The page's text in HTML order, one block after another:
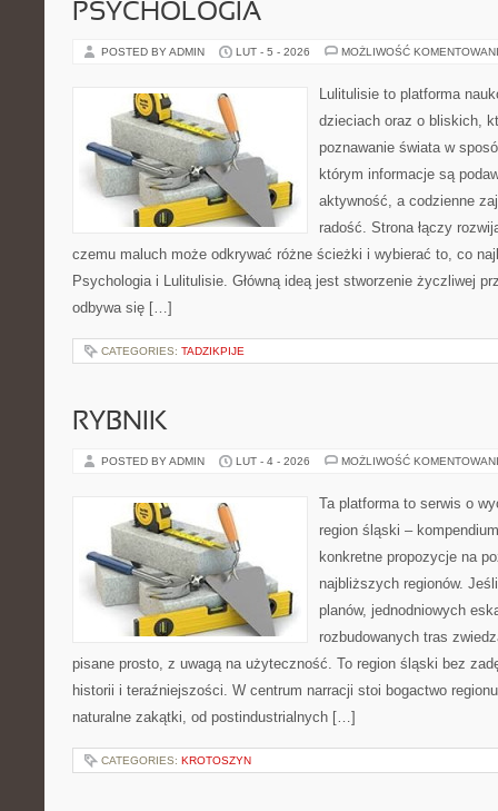
PSYCHOLOGIA
POSTED BY ADMIN LUT - 5 - 2026 MOŻLIWOŚĆ
Lulitulisie to platforma
dzieciach oraz o bliskich,
poznawanie świata w
którym informacje są
aktywność, a codzienne
radość. Strona łączy
czemu maluch może odkrywać różne ścieżki i wybierać to, co
Psychologia i Lulitulisie. Główną ideą jest stworzenie życzliwej
odbywa się […]
CATEGORIES: TADZIKPIJE
RYBNIK
POSTED BY ADMIN LUT - 4 - 2026 MOŻLIWOŚĆ
Ta platforma to serwis o
region śląski –
konkretne propozycje na
najbliższych regionów.
planów, jednodniowych
rozbudowanych tras
pisane prosto, z uwagą na użyteczność. To region śląski bez
historii i teraźniejszości. W centrum narracji stoi bogactwo
naturalne zakątki, od postindustrialnych […]
CATEGORIES: KROTOSZYN